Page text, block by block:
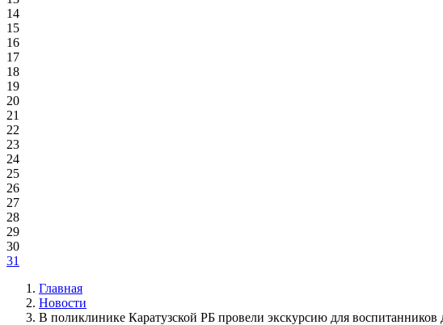
14
15
16
17
18
19
20
21
22
23
24
25
26
27
28
29
30
31
Главная
Новости
В поликлинике Каратузской РБ провели экскурсию для воспитанников